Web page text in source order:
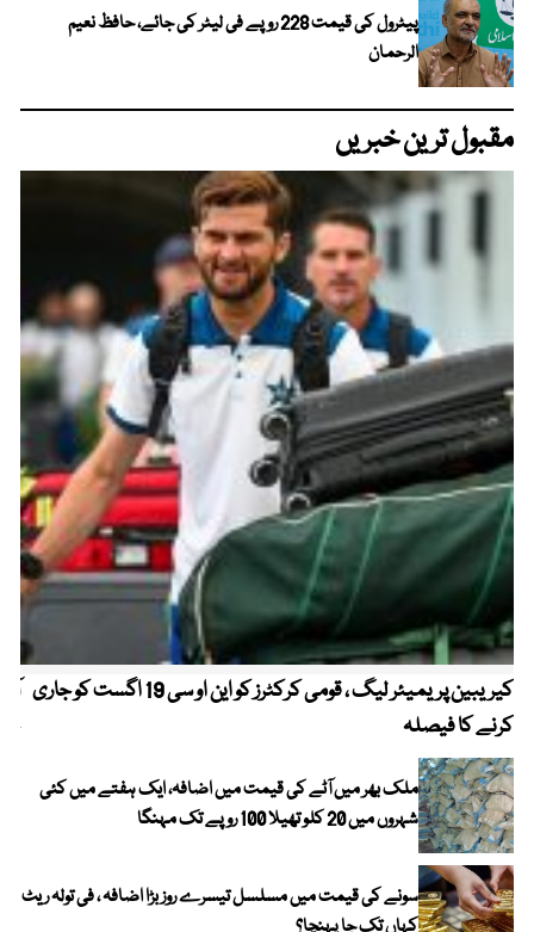
پیٹرول کی قیمت 228 روپے فی لیٹر کی جائے، حافظ نعیم
الرحمان
مقبول ترین خبریں
کیریبین پریمیئر لیگ ، قومی کرکٹرز کو این او سی 19 اگست کو جاری
کرنے کا فیصلہ
ملک بھر میں آٹے کی قیمت میں اضافہ، ایک ہفتے میں کئی
شہروں میں 20 کلو تھیلا 100 روپے تک مہنگا
سونے کی قیمت میں مسلسل تیسرے روز بڑا اضافہ ، فی تولہ ریٹ